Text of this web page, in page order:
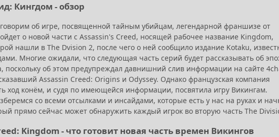
Кингдом - обзор
об игре, посвященной тайным убийцам, легендарной франшизе от
о новой части с Assassin's Creed, носящей рабочее название Kingdom,
нашли в The Dvision 2, после чего о ней сообщило издание Kotaku,
Многие ожидали, что следующая часть серий будет рассказывать об
поскольку об этом предупреждал давнишний слив информации на сайте
Assassin Creed: Origins и Odyssey. Однако французская компания
ход конём, и судя по имеющейся информации, посвятила игру Викингам.
со всеми отсылками и инсайдами, которые есть у нас на руках и
прямо сейчас может обнаружить каждый игрок во вторую часть The
Kingdom - что готовит новая часть времен Викингов